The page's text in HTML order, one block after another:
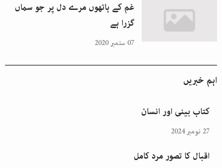
غم کے ہاتھوں مرے دل پر جو سماں
گزرا ہے
07 ستمبر 2020
اہم خبریں
کتاب بینی اور انسان
27 نومبر 2024
اقبال کا تصور مرد کامل